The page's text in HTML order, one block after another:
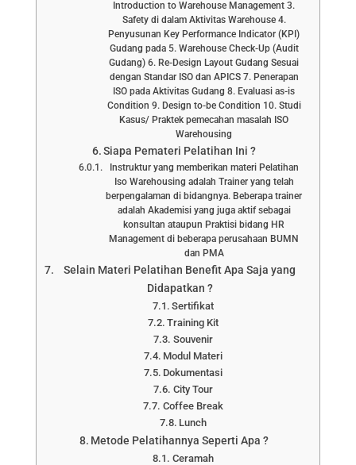
Introduction to Warehouse Management 3.
Safety di dalam Aktivitas Warehouse 4.
Penyusunan Key Performance Indicator (KPI)
Gudang pada 5. Warehouse Check-Up (Audit
Gudang) 6. Re-Design Layout Gudang Sesuai
dengan Standar ISO dan APICS 7. Penerapan
ISO pada Aktivitas Gudang 8. Evaluasi as-is
Condition 9. Design to-be Condition 10. Studi
Kasus/ Praktek pemecahan masalah ISO
Warehousing
Siapa Pemateri Pelatihan Ini ?
Instruktur yang memberikan materi Pelatihan
Iso Warehousing adalah Trainer yang telah
berpengalaman di bidangnya. Beberapa trainer
adalah Akademisi yang juga aktif sebagai
konsultan ataupun Praktisi bidang HR
Management di beberapa perusahaan BUMN
dan PMA
Selain Materi Pelatihan Benefit Apa Saja yang
Didapatkan ?
Sertifikat
Training Kit
Souvenir
Modul Materi
Dokumentasi
City Tour
Coffee Break
Lunch
Metode Pelatihannya Seperti Apa ?
Ceramah